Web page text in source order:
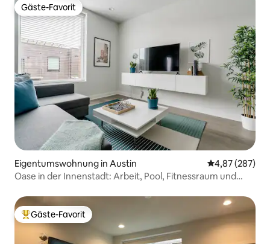
Gäste-Favorit
Gäste-Favorit
Eigentumswohnung in Austin
4,87 (287)
Oase in der Innenstadt: Arbeit, Pool, Fitnessraum und
Beliebter Gäste-Favorit.
Gäste-Favorit